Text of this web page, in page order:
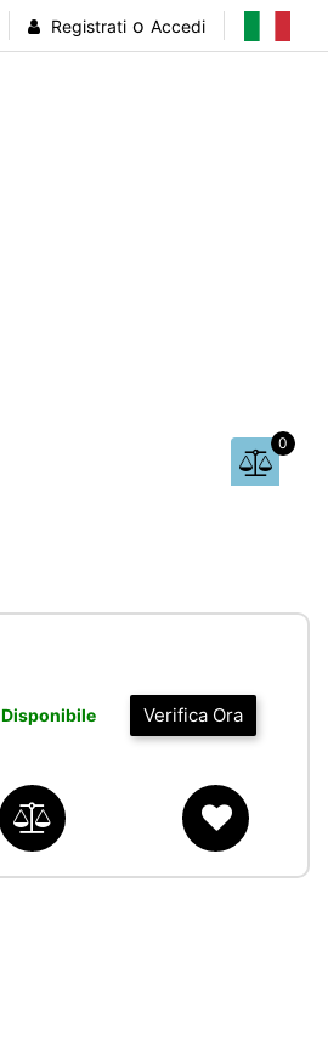
Registrati o Accedi
0
Verifica Ora
Disponibile